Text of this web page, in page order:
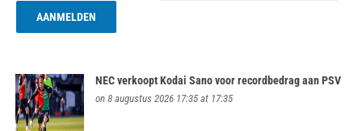
NEC verkoopt Kodai Sano voor recordbedrag aan PSV
on 8 augustus 2026 17:35 at 17:35